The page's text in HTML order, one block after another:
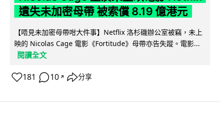
遺失未加密母帶 被索償 8.19 億港元
【唔見未加密母帶咁大件事】Netflix 洛杉磯辦公室被竊，未上
映的 Nicolas Cage 電影《Fortitude》母帶亦告失蹤。電影...
閱讀全文
181 10 ↗ 分享